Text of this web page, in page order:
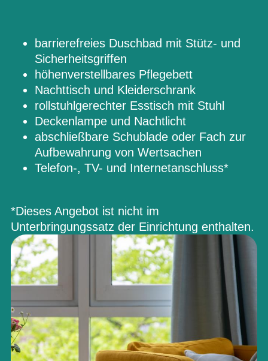
barrierefreies Duschbad mit Stütz- und
Sicherheitsgriffen
höhenverstellbares Pflegebett
Nachttisch und Kleiderschrank
rollstuhlgerechter Esstisch mit Stuhl
Deckenlampe und Nachtlicht
abschließbare Schublade oder Fach zur
Aufbewahrung von Wertsachen
Telefon-, TV- und Internetanschluss*
*Dieses Angebot ist nicht im
Unterbringungssatz der Einrichtung enthalten.